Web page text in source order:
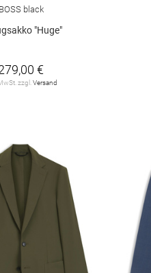
BOSS black
"Huge"
€
zzgl.Versand